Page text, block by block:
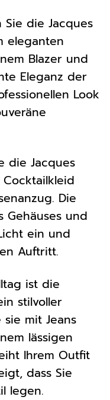
Sie die Jacques
eleganten
Blazer und
Eleganz der
Look
die Jacques
Cocktailkleid
Die
Gehäuses und
ein und
Auftritt.
ist die
stilvoller
mit Jeans
lässigen
Ihrem Outfit
dass Sie
legen.